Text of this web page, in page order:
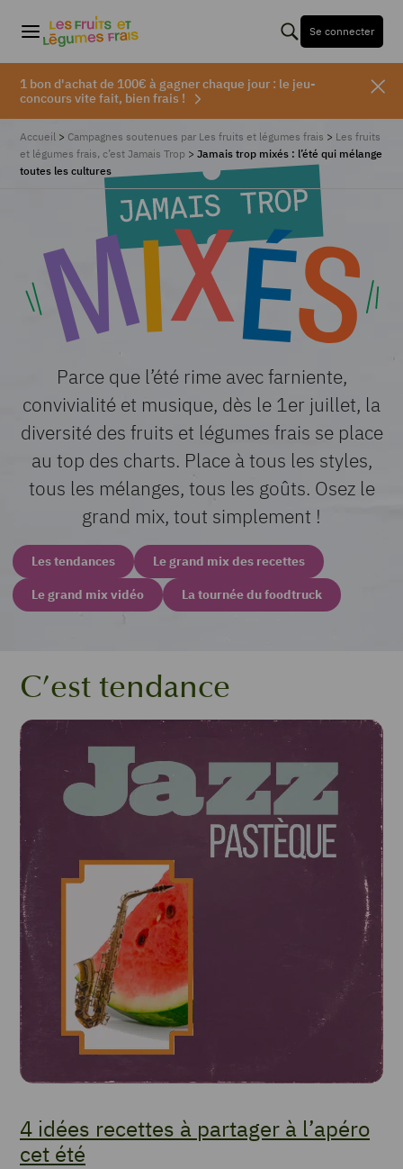
Se connecter
1 bon d'achat de 100€ à gagner chaque jour : le jeu-
concours vite fait, bien frais !
Accueil > Campagnes soutenues par Les fruits et légumes frais > Les fruits
et légumes frais, c’est Jamais Trop > Jamais trop mixés : l’été qui mélange
toutes les cultures
Parce que l’été rime avec farniente,
convivialité et musique, dès le 1er juillet, la
diversité des fruits et légumes frais se place
au top des charts. Place à tous les styles,
tous les mélanges, tous les goûts. Osez le
grand mix, tout simplement !
Les tendances Le grand mix des recettes
Le grand mix vidéo La tournée du foodtruck
C’est tendance
4 idées recettes à partager à l’apéro
cet été